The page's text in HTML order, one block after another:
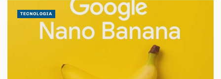
TECNOLOGIA